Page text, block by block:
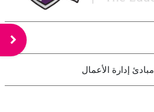
فتح
مبادئ إدارة الأعمال